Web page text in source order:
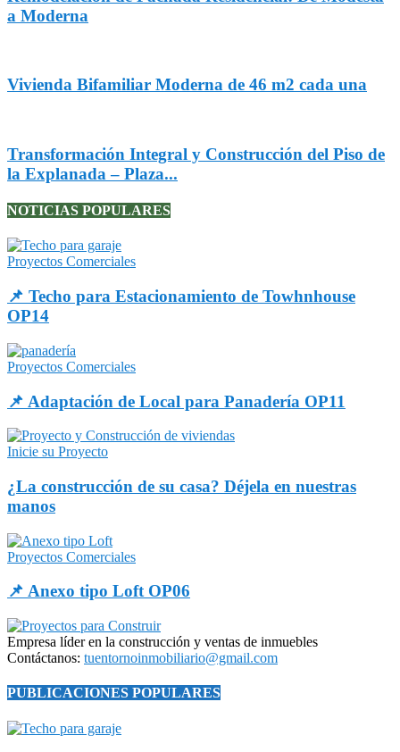
a Moderna
Vivienda Bifamiliar Moderna de 46 m2 cada una
Transformación Integral y Construcción del Piso de
la Explanada – Plaza...
NOTICIAS POPULARES
Proyectos Comerciales
📌 Techo para Estacionamiento de Towhnhouse
OP14
Proyectos Comerciales
📌 Adaptación de Local para Panadería OP11
Inicie su Proyecto
¿La construcción de su casa? Déjela en nuestras
manos
Proyectos Comerciales
📌 Anexo tipo Loft OP06
Empresa líder en la construcción y ventas de inmuebles
Contáctanos: tuentornoinmobiliario@gmail.com
PUBLICACIONES POPULARES